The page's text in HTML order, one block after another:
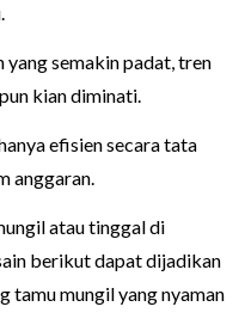
yang semakin padat, tren
kian diminati.
efisien secara tata
anggaran.
atau tinggal di
berikut dapat dijadikan
tamu mungil yang nyaman